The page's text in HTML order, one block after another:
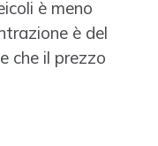
è meno
è del
che il prezzo